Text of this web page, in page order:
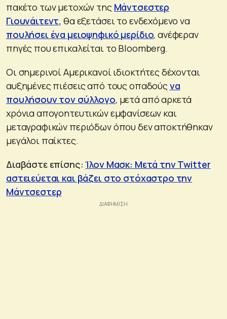
πακέτο των μετοχών της Μάντσεστερ
Γιουνάιτεντ, θα εξετάσει το ενδεχόμενο να
πουλήσει ένα μειοψηφικό μερίδιο, ανέφεραν
πηγές που επικαλείται το Bloomberg.
Οι σημερινοί Αμερικανοί ιδιοκτήτες δέχονται
αυξημένες πιέσεις από τους οπαδούςνα
πουλήσουν τον σύλλογο, μετά από αρκετά
χρόνια απογοητευτικών εμφανίσεων και
μεταγραφικών περιόδων όπου δεν αποκτήθηκαν
μεγάλοι παίκτες.
Διαβάστε επίσης:Ίλον Μασκ: Μετά την Twitter
αστειεύεται και βάζει στο στόχαστρο την
Μάντσεστερ